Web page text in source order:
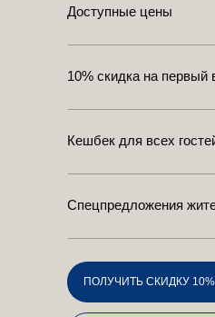
Кешбек для всех
Доступные цены
10% скидка на первый
Спецпредложения
ПОЛУЧИТЬ СКИДКУ